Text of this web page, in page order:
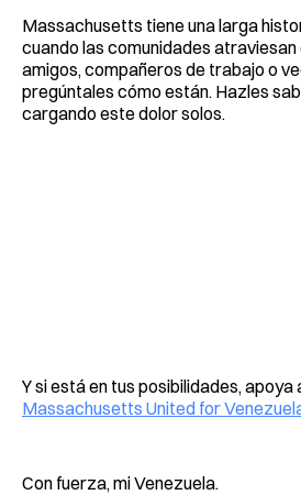
Massachusetts tiene una larga
cuando las comunidades atraviesan
amigos, compañeros de trabajo o
pregúntales cómo están. Hazles
cargando este dolor solos.
Y si está en tus posibilidades, apoya
Massachusetts United for
Con fuerza, mi Venezuela.